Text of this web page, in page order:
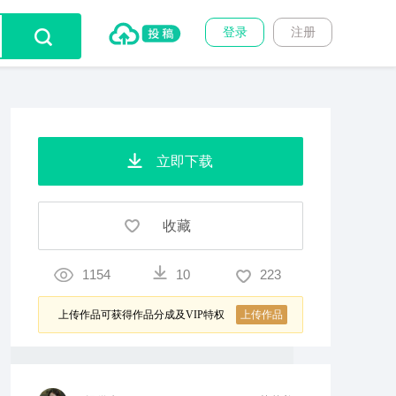
注册
登录
立即下载
收藏
1154 10 223
上传作品可获得作品分成及VIP特权 上传作品